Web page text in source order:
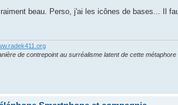
beau. Perso, j'ai les icônes de bases... Il
de contrepoint au surréalisme latent de cette